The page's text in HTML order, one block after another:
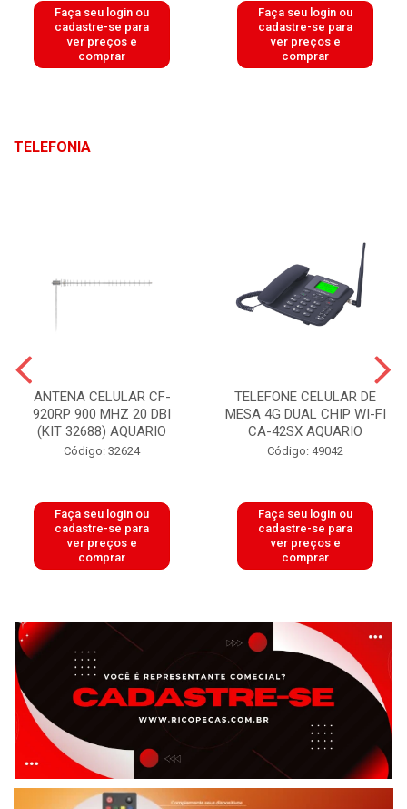
Faça seu login ou
cadastre-se para
ver preços e
comprar
Faça seu login ou
cadastre-se para
ver preços e
comprar
TELEFONIA
ANTENA CELULAR CF-
920RP 900 MHZ 20 DBI
(KIT 32688) AQUARIO
Código: 32624
Faça seu login ou
cadastre-se para
ver preços e
comprar
TELEFONE CELULAR DE
MESA 4G DUAL CHIP WI-FI
CA-42SX AQUARIO
Código: 49042
Faça seu login ou
cadastre-se para
ver preços e
comprar